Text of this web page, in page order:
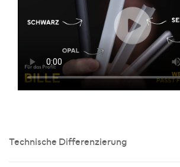
Technische Differenzierung